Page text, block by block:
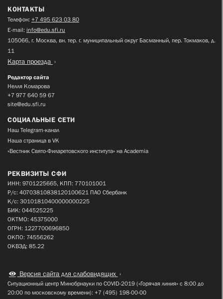
КОНТАКТЫ
Телефон: +7 495 623 03 80
E-mail: info@edu.sfi.ru
105066, г. Москва, вн. тер. г. муниципальный округ Басманный, пер. Токмаков, д.
11
Карта проезда
Редактор сайта
Нелля Комарова
+7 977 640 59 67
site@edu.sfi.ru
СОЦИАЛЬНЫЕ СЕТИ
Наш Telegram-канал
Наша страница в VK
«Вестник Свято-Филаретовского института» на Academia
РЕКВИЗИТЫ СФИ
ИНН: 9701225665, КПП: 770101001
Р/с: 40703810838120100621 ПАО Сбербанк
К/с: 30101810400000000225
БИК: 044525225
ОКТМО: 45375000
ОГРН: 1227700696850
ОКПО: 74556262
ОКВЭД: 85.22
Версия сайта для слабовидящих
Ситуационный центр Минобрнауки по COVID-2019 («Горячая линия» с 8:00 до
20:00 по московскому времени): +7 (495) 198-00-00